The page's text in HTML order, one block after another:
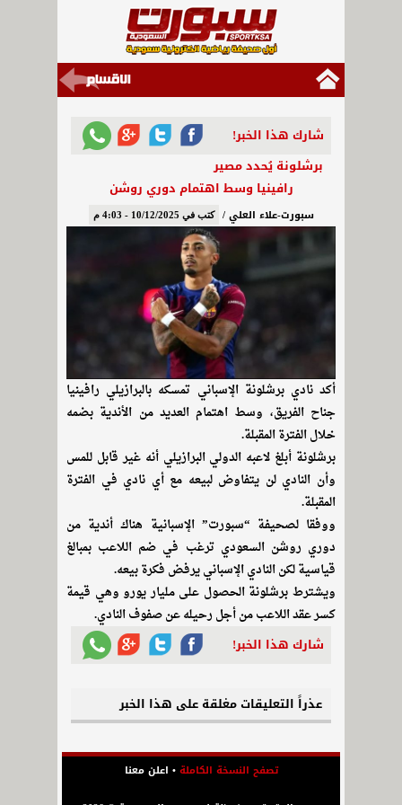
شارك هذا الخبر!
برشلونة يُحدد مصير
رافينيا وسط اهتمام دوري روشن
سبورت-علاء العلي / كتب في 10/12/2025 - 4:03 م
أكد نادي برشلونة الإسباني تمسكه بالبرازيلي رافينيا
جناح الفريق، وسط اهتمام العديد من الأندية بضمه
خلال الفترة المقبلة.
برشلونة أبلغ لاعبه الدولي البرازيلي أنه غير قابل للمس
وأن النادي لن يتفاوض لبيعه مع أي نادي في الفترة
المقبلة.
ووفقا لصحيفة “سبورت” الإسبانية هناك أندية من
دوري روشن السعودي ترغب في ضم اللاعب بمبالغ
قياسية لكن النادي الإسباني يرفض فكرة بيعه.
ويشترط برشلونة الحصول على مليار يورو وهي قيمة
كسر عقد اللاعب من أجل رحيله عن صفوف النادي.
شارك هذا الخبر!
عذراً التعليقات مغلقة على هذا الخبر
تصفح النسخة الكاملة• اعلن معنا